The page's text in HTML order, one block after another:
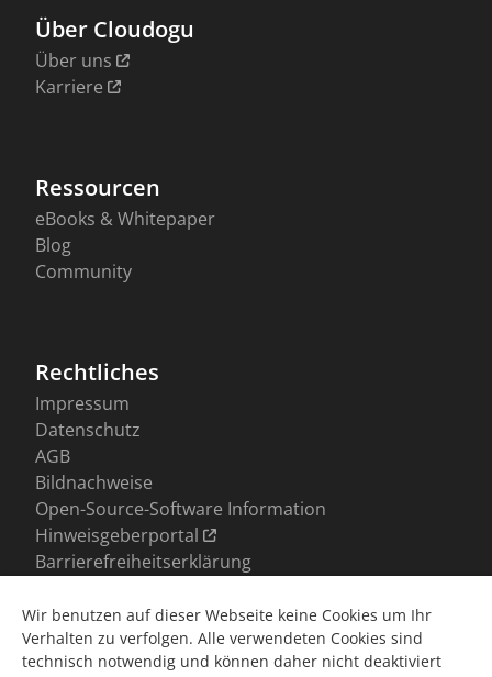
Wir benutzen auf dieser Webseite keine Cookies um Ihr
Verhalten zu verfolgen. Alle verwendeten Cookies sind
technisch notwendig und können daher nicht deaktiviert